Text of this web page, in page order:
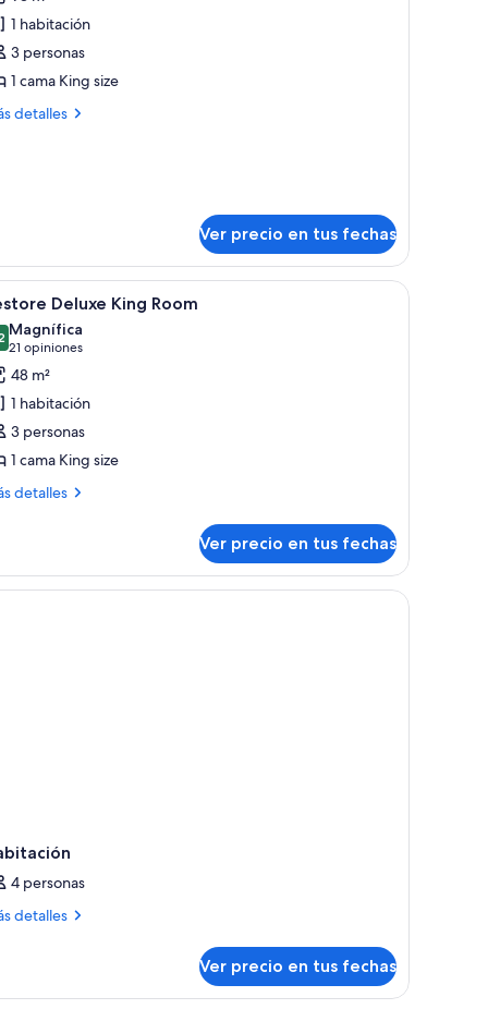
1 habitación
3 personas
1 cama King size
detalles
Ver precio en tus fechas
una silla, un televisor y vistas a un paisaje urbano al atardecer.
Una habitación de hotel con una cama
5 Deluxe King Room
de 10
Magnífica
21 opiniones
(21
opiniones)
48 m²
1 habitación
3 personas
1 cama King size
detalles
Ver precio en tus fechas
4 personas
detalles
Ver precio en tus fechas